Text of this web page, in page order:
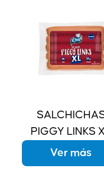
PIGGY LINKS
Ver más